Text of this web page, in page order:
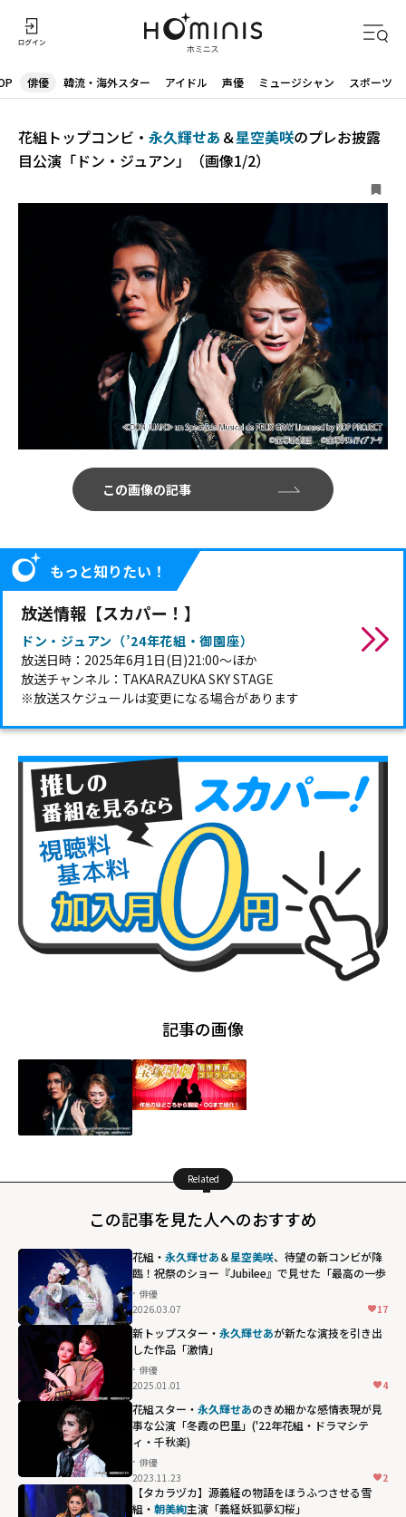
俳優 韓流・海外スター アイドル 声優 ミュージシャン スポーツ
花組トップコンビ・ 永久輝せあ ＆星空美咲のプレお披露
目公演「ドン・ジュアン」（画像1/2）
この画像の記事
もっと知りたい！
放送情報【スカパー！】
ドン・ジュアン（’24年花組・御園座）
放送日時：2025年6月1日(日)21:00～ほか
放送チャンネル：TAKARAZUKA SKY STAGE
※放送スケジュールは変更になる場合があります
記事の画像
Related
この記事を見た人へのおすすめ
花組・ 永久輝せあ＆星空美咲、待望の新コンビが降
臨！祝祭のショー『Jubilee』で見せた「最高の一歩
俳優
2026.03.07
17
新トップスター・ 永久輝せあが新たな演技を引き出
した作品「激情」
俳優
2025.01.01
4
花組スター・ 永久輝せあのきめ細かな感情表現が見
事な公演「冬霞の巴里」('22年花組・ドラマシテ
ィ・千秋楽)
俳優
2023.11.23
2
【タカラヅカ】源義経の物語をほうふつさせる雪
組・ 朝美絢主演「義経妖狐夢幻桜」